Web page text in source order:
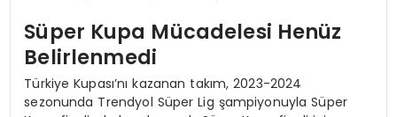
Süper Kupa Mücadelesi Henüz
Belirlenmedi
Türkiye Kupası’nı kazanan takım, 2023-2024
sezonunda Trendyol Süper Lig şampiyonuyla Süper